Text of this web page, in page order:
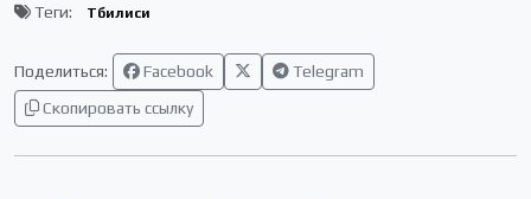
Теги: Тбилиси
Поделиться: Facebook
Telegram
Скопировать ссылку